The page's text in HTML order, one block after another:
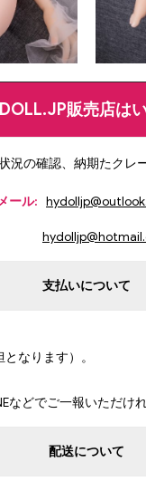
販売店は
況の確認、納期たクレ
ール:
支払いについて
なります）。
どでご一報いただけ
配送について